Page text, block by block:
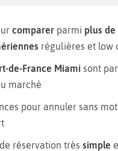
comparer parmi plus de
régulières et low
de-France Miami sont
marché
pour annuler sans
réservation très simple